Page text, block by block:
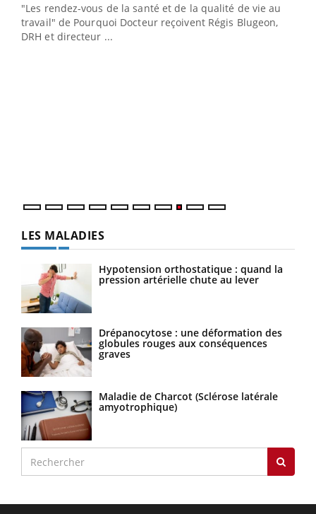
"Les rendez-vous de la santé et de la qualité de vie au
travail" de Pourquoi Docteur reçoivent Régis Blugeon,
DRH et directeur ...
LES MALADIES
Hypotension orthostatique : quand la
pression artérielle chute au lever
Drépanocytose : une déformation des
globules rouges aux conséquences
graves
Maladie de Charcot (Sclérose latérale
amyotrophique)